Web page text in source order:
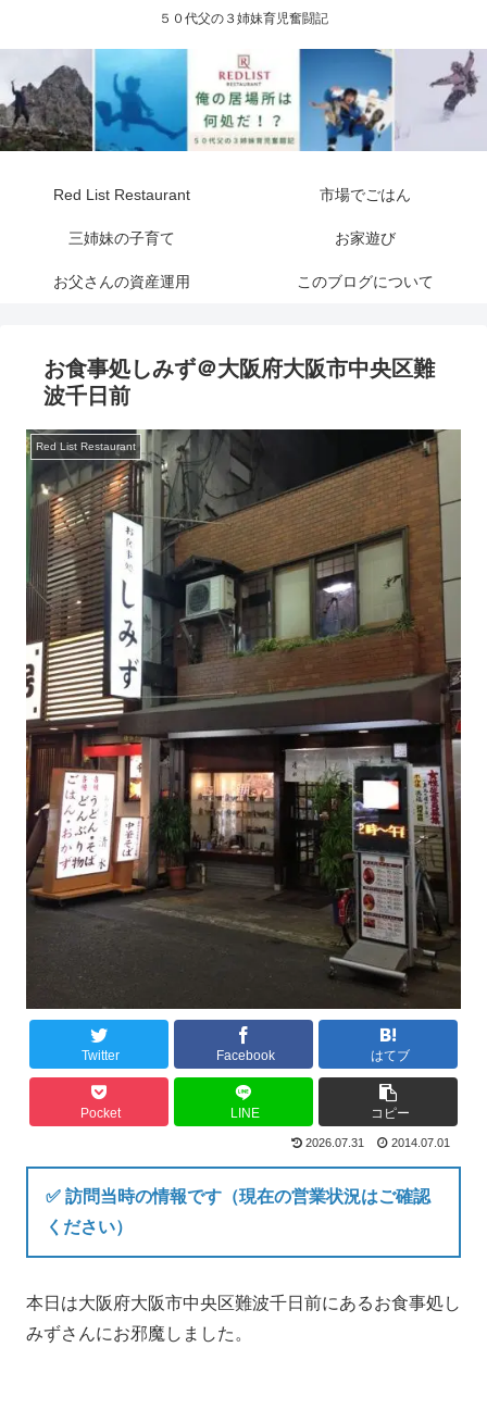
５０代父の３姉妹育児奮闘記
Red List Restaurant 市場でごはん
三姉妹の子育て お家遊び
お父さんの資産運用 このブログについて
お食事処しみず＠大阪府大阪市中央区難
波千日前
Red List Restaurant
Twitter Facebook はてブ
Pocket LINE コピー
2026.07.31 2014.07.01
✅ 訪問当時の情報です（現在の営業状況はご確認
ください）
本日は大阪府大阪市中央区難波千日前にあるお食事処し
みずさんにお邪魔しました。